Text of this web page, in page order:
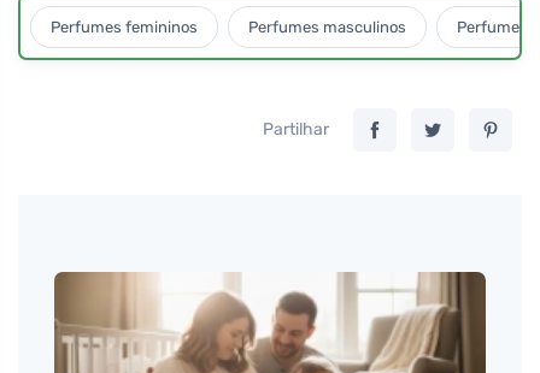
Perfumes femininos Perfumes masculinos Perfumes
Partilhar